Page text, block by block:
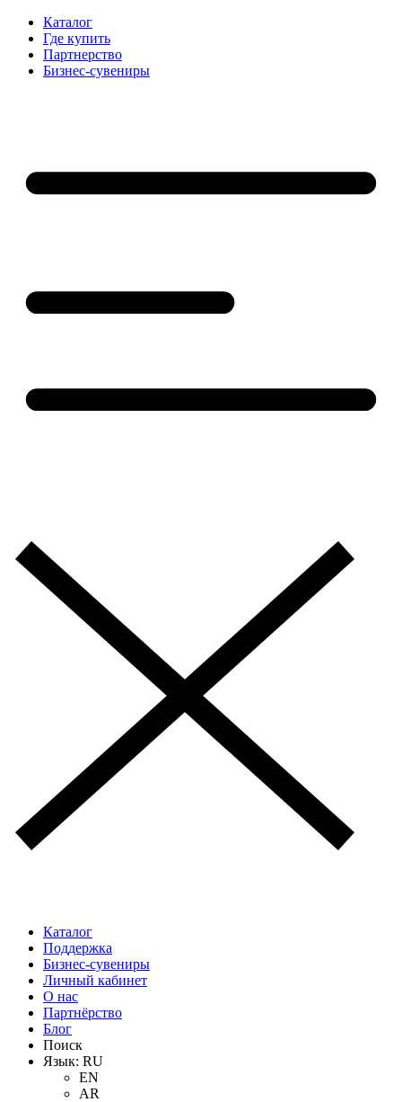
Каталог
Где купить
Партнерство
Бизнес-сувениры
Каталог
Поддержка
Бизнес-сувениры
Личный кабинет
О нас
Партнёрство
Блог
Поиск
Язык: RU
EN
AR